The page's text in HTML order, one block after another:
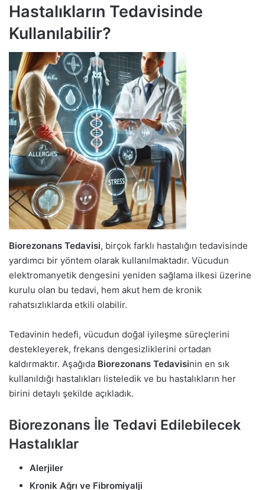
Hastalıkların Tedavisinde
Kullanılabilir?
Biorezonans Tedavisi, birçok farklı hastalığın tedavisinde
yardımcı bir yöntem olarak kullanılmaktadır. Vücudun
elektromanyetik dengesini yeniden sağlama ilkesi üzerine
kurulu olan bu tedavi, hem akut hem de kronik
rahatsızlıklarda etkili olabilir.
Tedavinin hedefi, vücudun doğal iyileşme süreçlerini
destekleyerek, frekans dengesizliklerini ortadan
kaldırmaktır. Aşağıda Biorezonans Tedavisinin en sık
kullanıldığı hastalıkları listeledik ve bu hastalıkların her
birini detaylı şekilde açıkladık.
Biorezonans İle Tedavi Edilebilecek
Hastalıklar
Alerjiler
Kronik Ağrı ve Fibromiyalji